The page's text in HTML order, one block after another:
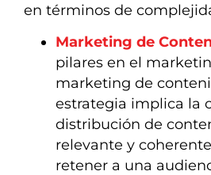
en términos de
Marketing de
pilares en el
marketing de
estrategia implica la
distribución de
relevante y
retener a una